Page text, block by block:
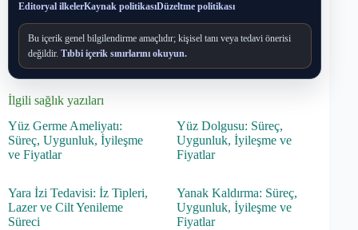
Editoryal ilkelerKaynak politikasıDüzeltme politikası
Bu içerik genel bilgilendirme amaçlıdır; kişisel tanı veya tedavi önerisi
değildir. Tıbbi içerik sınırlarını okuyun.
İlgili sağlık yazıları
Yüz Germe Ameliyatı:
Süreç, Uygunluk, İyileşme
ve Fiyatlar
Yüz Dolgusu: Süreç,
Uygunluk, İyileşme ve
Fiyatlar
Yara İzi Tedavisi: İz Tipleri,
Lazer ve Cilt Yenileme
Süreci
Yanak Kaldırma: Süreç,
Uygunluk, İyileşme ve
Fiyatlar